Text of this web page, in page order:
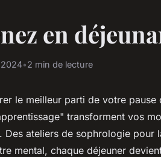
en
2024•2 min de lecture
le meilleur parti de votre pause
transforment vos
Des ateliers de sophrologie pour
mental, chaque déjeuner